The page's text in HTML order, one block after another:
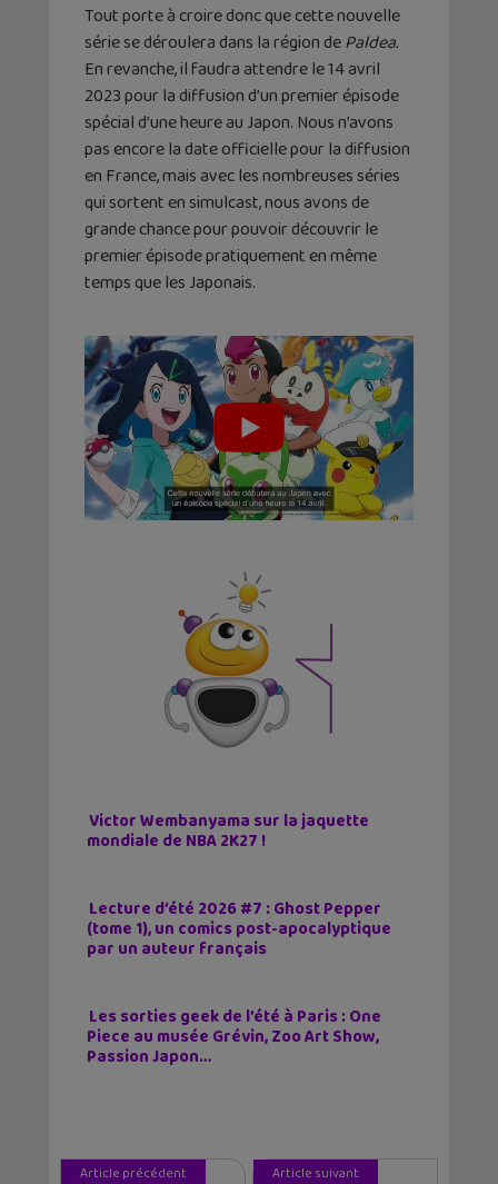
Tout porte à croire donc que cette nouvelle
série se déroulera dans la région dePaldea.
En revanche, il faudra attendre le 14 avril
2023 pour la diffusion d’un premier épisode
spécial d’une heure au Japon. Nous n’avons
pas encore la date officielle pour la diffusion
en France, mais avec les nombreuses séries
qui sortent en simulcast, nous avons de
grande chance pour pouvoir découvrir le
premier épisode pratiquement en même
temps que les Japonais.
Victor Wembanyama sur la jaquette
mondiale de NBA 2K27 !
Lecture d’été 2026 #7 : Ghost Pepper
(tome 1), un comics post-apocalyptique
par un auteur français
Les sorties geek de l’été à Paris : One
Piece au musée Grévin, Zoo Art Show,
Passion Japon…
Article précédent Article suivant